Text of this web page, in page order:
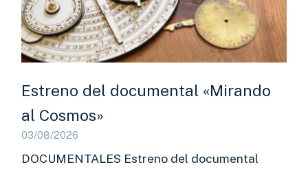
Estreno del documental «Mirando
al Cosmos»
03/08/2026
DOCUMENTALES Estreno del documental